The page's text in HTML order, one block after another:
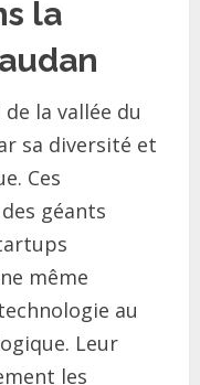
la
la vallée du
sa diversité et
Ces
géants
même
au
Leur
les